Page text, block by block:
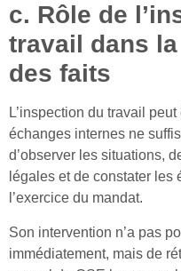
c. Rôle de
travail dans
des faits
L’inspection du travail
échanges internes ne
d’observer les situations,
légales et de constater les
l’exercice du mandat.
Son intervention n’a pas
immédiatement, mais de